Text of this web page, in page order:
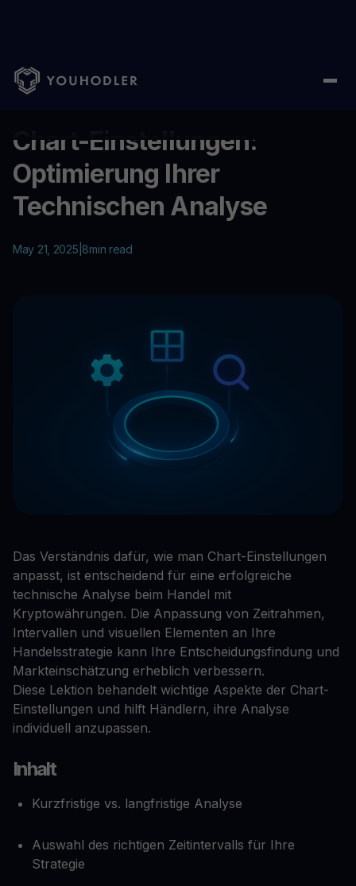
Home Education/Chart-Einstellungen: Optimierung Ihrer
Chart-Einstellungen:
Optimierung Ihrer
Technischen Analyse
May 21, 2025 8min read
Das Verständnis dafür, wie man Chart-Einstellungen
anpasst, ist entscheidend für eine erfolgreiche
technische Analyse beim Handel mit
Kryptowährungen. Die Anpassung von Zeitrahmen,
Intervallen und visuellen Elementen an Ihre
Handelsstrategie kann Ihre Entscheidungsfindung und
Markteinschätzung erheblich verbessern.
Diese Lektion behandelt wichtige Aspekte der Chart-
Einstellungen und hilft Händlern, ihre Analyse
individuell anzupassen.
Inhalt
Kurzfristige vs. langfristige Analyse
Auswahl des richtigen Zeitintervalls für Ihre
Strategie